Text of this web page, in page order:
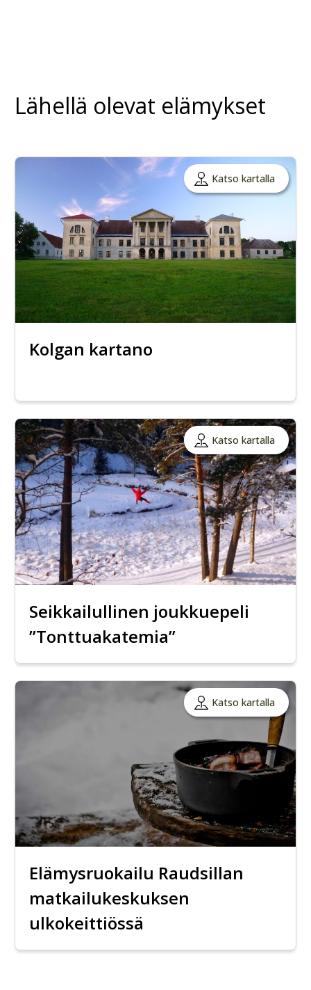
Lähellä olevat elämykset
Katso kartalla
Kolgan kartano
Katso kartalla
Seikkailullinen joukkuepeli
”Tonttuakatemia”
Katso kartalla
Elämysruokailu Raudsillan
matkailukeskuksen
ulkokeittiössä